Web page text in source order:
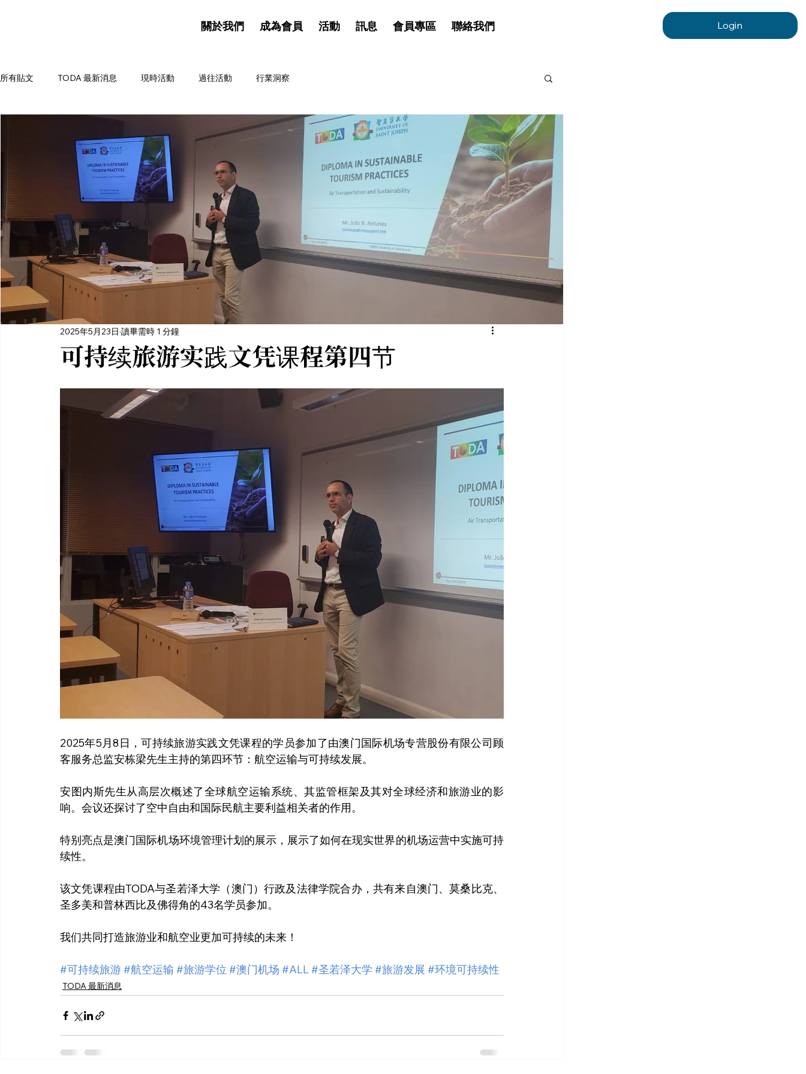
關於我們 成為會員 活動 訊息 會員專區 聯絡我們 Login
所有貼文 TODA 最新消息 現時活動 過往活動 行業洞察
可持续旅游实践文凭课程第四节
2025年5月23日 讀畢需時 1 分鐘
2025年5月8日，可持续旅游实践文凭课程的学员参加了由澳门国际机场专营股份有限公司顾
客服务总监安栋梁先生主持的第四环节：航空运输与可持续发展。
安图内斯先生从高层次概述了全球航空运输系统、其监管框架及其对全球经济和旅游业的影
响。会议还探讨了空中自由和国际民航主要利益相关者的作用。
特别亮点是澳门国际机场环境管理计划的展示，展示了如何在现实世界的机场运营中实施可持
续性。
该文凭课程由TODA与圣若泽大学（澳门）行政及法律学院合办，共有来自澳门、莫桑比克、
圣多美和普林西比及佛得角的43名学员参加。
我们共同打造旅游业和航空业更加可持续的未来！
#可持续旅游 #航空运输 #旅游学位 #澳门机场 #ALL #圣若泽大学 #旅游发展 #环境可持续性
TODA 最新消息